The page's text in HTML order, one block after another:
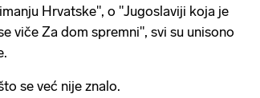
Hrvatske", o "Jugoslaviji koja je
viče Za dom spremni", svi su unisono
se već nije znalo.